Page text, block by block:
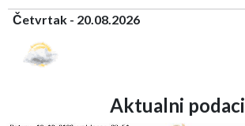
Četvrtak - 20.08.2026
Aktualni podaci